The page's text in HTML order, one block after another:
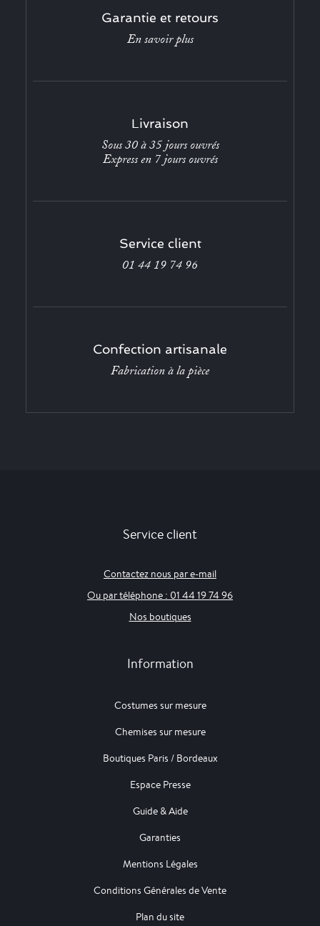
Garantie et retours
En savoir plus
Livraison
Sous 30 à 35 jours ouvrés
Express en 7 jours ouvrés
Service client
01 44 19 74 96
Confection artisanale
Fabrication à la pièce
Service client
Contactez nous par e-mail
Ou par téléphone : 01 44 19 74 96
Nos boutiques
Information
Costumes sur mesure
Chemises sur mesure
Boutiques Paris / Bordeaux
Espace Presse
Guide & Aide
Garanties
Mentions Légales
Conditions Générales de Vente
Plan du site